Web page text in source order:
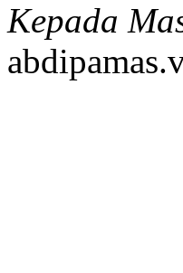
Kepada